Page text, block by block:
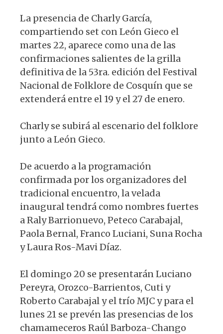
La presencia de Charly García,
compartiendo set con León Gieco el
martes 22, aparece como una de las
confirmaciones salientes de la grilla
definitiva de la 53ra. edición del Festival
Nacional de Folklore de Cosquín que se
extenderá entre el 19 y el 27 de enero.
Charly se subirá al escenario del folklore
junto a León Gieco.
De acuerdo a la programación
confirmada por los organizadores del
tradicional encuentro, la velada
inaugural tendrá como nombres fuertes
a Raly Barrionuevo, Peteco Carabajal,
Paola Bernal, Franco Luciani, Suna Rocha
y Laura Ros-Mavi Díaz.
El domingo 20 se presentarán Luciano
Pereyra, Orozco-Barrientos, Cuti y
Roberto Carabajal y el trío MJC y para el
lunes 21 se prevén las presencias de los
chamameceros Raúl Barboza-Chango